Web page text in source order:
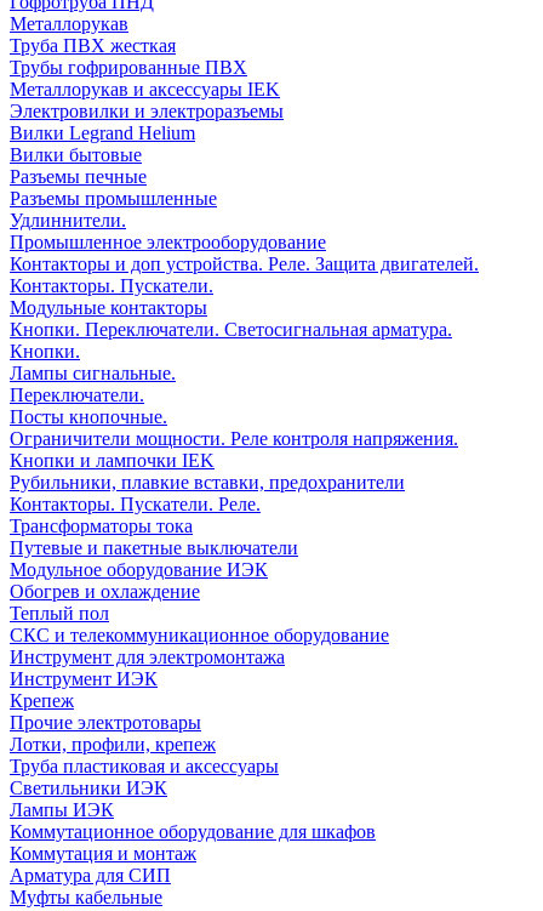
Металлорукав
Труба ПВХ жесткая
Трубы гофрированные ПВХ
Металлорукав и аксессуары IEK
Электровилки и электроразъемы
Вилки Legrand Helium
Вилки бытовые
Разъемы печные
Разъемы промышленные
Удлиннители.
Промышленное электрооборудование
Контакторы и доп устройства. Реле. Защита двигателей.
Контакторы. Пускатели.
Модульные контакторы
Кнопки. Переключатели. Светосигнальная арматура.
Кнопки.
Лампы сигнальные.
Переключатели.
Посты кнопочные.
Ограничители мощности. Реле контроля напряжения.
Кнопки и лампочки IEK
Рубильники, плавкие вставки, предохранители
Контакторы. Пускатели. Реле.
Трансформаторы тока
Путевые и пакетные выключатели
Модульное оборудование ИЭК
Обогрев и охлаждение
Теплый пол
СКС и телекоммуникационное оборудование
Инструмент для электромонтажа
Инструмент ИЭК
Крепеж
Прочие электротовары
Лотки, профили, крепеж
Труба пластиковая и аксессуары
Светильники ИЭК
Лампы ИЭК
Коммутационное оборудование для шкафов
Коммутация и монтаж
Арматура для СИП
Муфты кабельные